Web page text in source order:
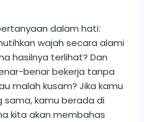
dalam hati:
wajah secara alami
hasilnya terlihat? Dan
benar bekerja tanpa
malah kusam? Jika kamu
kamu berada di
kita akan membahas